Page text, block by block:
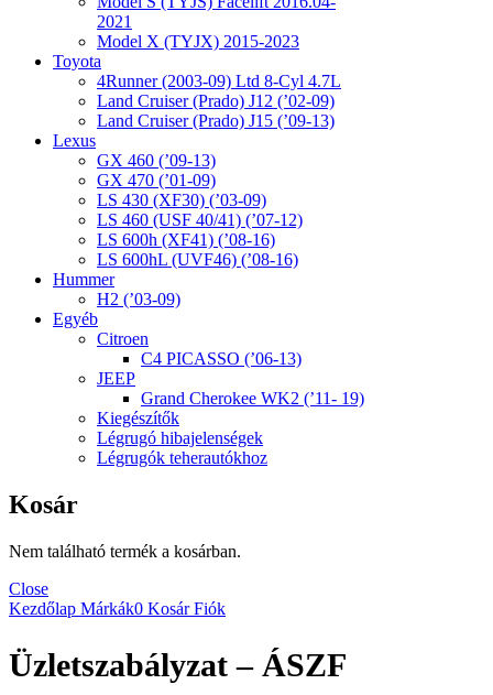
2021
Model X (TYJX) 2015-2023
Toyota
4Runner (2003-09) Ltd 8-Cyl 4.7L
Land Cruiser (Prado) J12 (’02-09)
Land Cruiser (Prado) J15 (’09-13)
Lexus
GX 460 (’09-13)
GX 470 (’01-09)
LS 430 (XF30) (’03-09)
LS 460 (USF 40/41) (’07-12)
LS 600h (XF41) (’08-16)
LS 600hL (UVF46) (’08-16)
Hummer
H2 (’03-09)
Egyéb
Citroen
C4 PICASSO (’06-13)
JEEP
Grand Cherokee WK2 (’11- 19)
Kiegészítők
Légrugó hibajelenségek
Légrugók teherautókhoz
Kosár
Nem található termék a kosárban.
Close
Kezdőlap Márkák0 KosárFiók
Üzletszabályzat – ÁSZF